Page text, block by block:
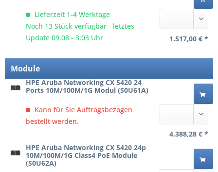
Lieferzeit 1-4 Werktage
Noch 13 Stück verfügbar - letztes
Update 09.08 - 3:03 Uhr
1.517,00 € *
Module
HPE Aruba Networking CX 5420 24
Ports 10M/100M/1G Modul (S0U61A)
Kann für Sie Auftragsbezogen
bestellt werden.
4.388,28 € *
HPE Aruba Networking CX 5420 24p
10M/100M/1G Class4 PoE Module
(S0U62A)